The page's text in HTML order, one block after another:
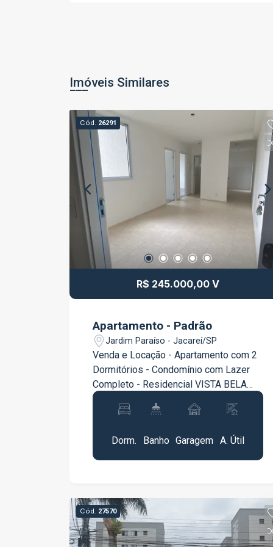
Imóveis Similares
Cód. 26291
R$ 245.000,00 V
Apartamento - Padrão
Jardim Paraíso - Jacareí/SP
Venda e Locação - Apartamento com 2
Dormitórios - Condomínio com Lazer
Completo - Residencial VISTA BELA
(Jardim Paraiso), Jacareí Excelente
oportunidade para morar ou investir!
locação no Residencial Vista bela,
localizado no Jardim paraíso, em
Características do imóvel: 2 dormitórios
Sala bem iluminada Cozinha funcional
Banheiro social 1 vaga de garagem Sol
Dorm.
Banho Garagem A. Útil
Cód. 27570